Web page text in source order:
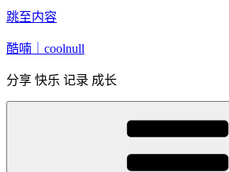
跳至内容
酷喃｜coolnull
分享 快乐 记录 成长